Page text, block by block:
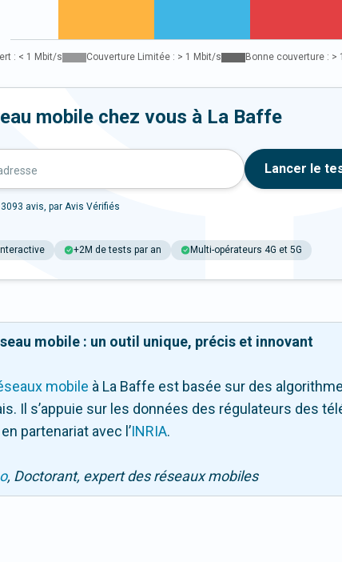
: < 1 Mbit/s Couverture Limitée : > 1 Mbit/s Bonne couverture : >
mobile chez vous à La Baffe
Lancer le
3093 avis, par Avis Vérifiés
+2M de tests par an Multi-opérateurs 4G et 5G
mobile : un outil unique, précis et innovant
mobile à La Baffe est basée sur des
Il s’appuie sur les données des régulateurs des
partenariat avec l ’INRIA.
, Doctorant, expert des réseaux mobiles